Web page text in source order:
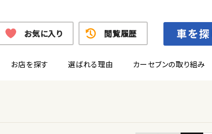
お店を探す 選ばれる理由 カーセブンの取り組み
お気に入り 閲覧履歴